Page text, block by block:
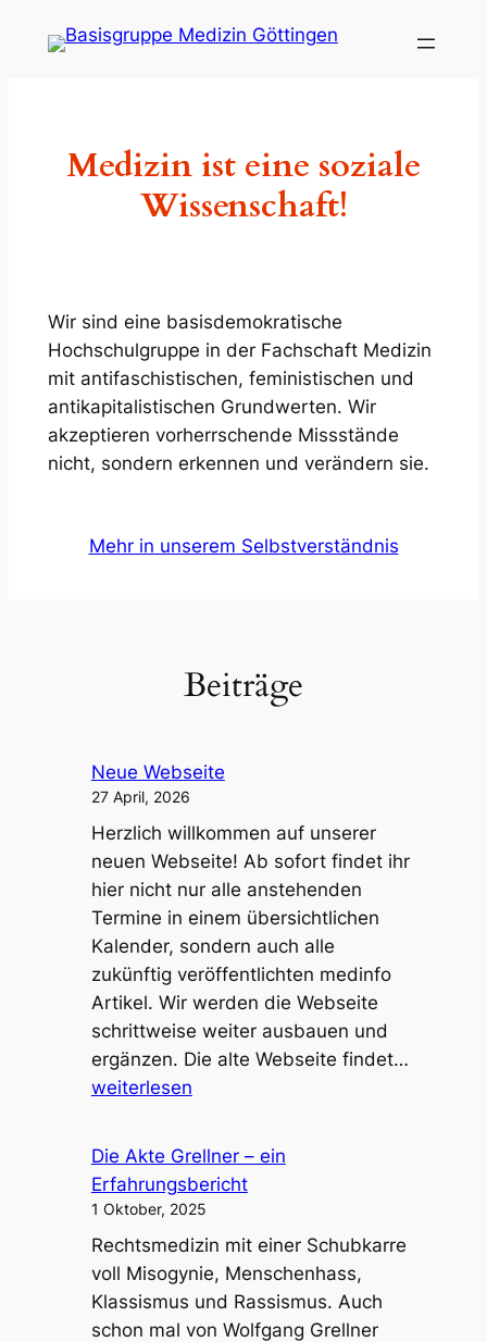
Inhalt
Medizin ist eine soziale
Wissenschaft!
Wir sind eine basisdemokratische
Hochschulgruppe in der Fachschaft Medizin
mit antifaschistischen, feministischen und
antikapitalistischen Grundwerten. Wir
akzeptieren vorherrschende Missstände
nicht, sondern erkennen und verändern sie.
Mehr in unserem Selbstverständnis
Beiträge
Neue Webseite
27 April, 2026
Herzlich willkommen auf unserer
neuen Webseite! Ab sofort findet ihr
hier nicht nur alle anstehenden
Termine in einem übersichtlichen
Kalender, sondern auch alle
zukünftig veröffentlichten medinfo
Artikel. Wir werden die Webseite
schrittweise weiter ausbauen und
ergänzen. Die alte Webseite findet…
weiterlesen
Die Akte Grellner – ein
Erfahrungsbericht
1 Oktober, 2025
Rechtsmedizin mit einer Schubkarre
voll Misogynie, Menschenhass,
Klassismus und Rassismus. Auch
schon mal von Wolfgang Grellner